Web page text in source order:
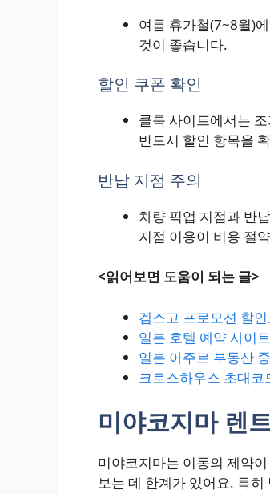
여름 휴가철(7~8월)
것이 좋습니다.
할인 쿠폰 확인
클룩 사이트에서는
반드시 할인 항목을
반납 지점 주의
차량 픽업 지점과 반
지점 이용이 비용 절
<읽어보면 도움이 되는 글>
겜스고 프로모션 할
일본 호텔 예약 사이
일본 아주르 부동산
크로스하우스 초대코
미야코지마 렌
미야코지마는 이동의 제약
보는 데 한계가 있어요. 특